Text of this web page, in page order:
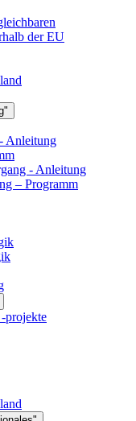
der EU
Anleitung
- Anleitung
– Programm
projekte